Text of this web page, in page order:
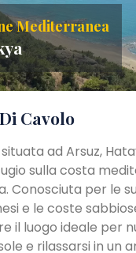
Mediterranea
Cavolo
ad Arsuz,
sulla costa
Conosciuta per le
e le coste
il luogo ideale per
e rilassarsi in un